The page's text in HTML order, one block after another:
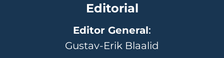
Editorial
Editor General:
Gustav-Erik Blaalid